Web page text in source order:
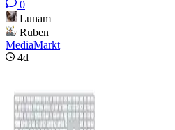
0
Lunam
Ruben
MediaMarkt
4d